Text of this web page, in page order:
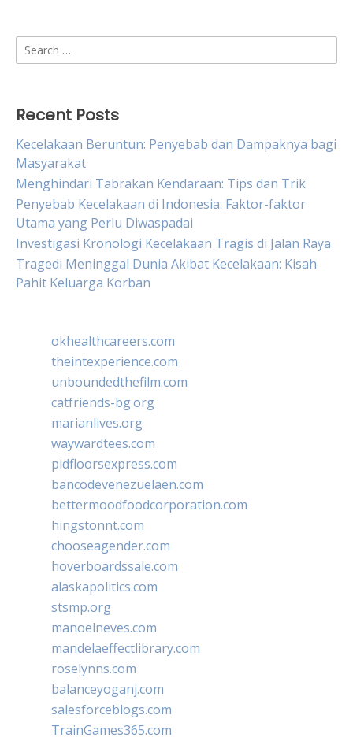
Search
for:
Recent Posts
Kecelakaan Beruntun: Penyebab dan Dampaknya bagi
Masyarakat
Menghindari Tabrakan Kendaraan: Tips dan Trik
Penyebab Kecelakaan di Indonesia: Faktor-faktor
Utama yang Perlu Diwaspadai
Investigasi Kronologi Kecelakaan Tragis di Jalan Raya
Tragedi Meninggal Dunia Akibat Kecelakaan: Kisah
Pahit Keluarga Korban
okhealthcareers.com
theintexperience.com
unboundedthefilm.com
catfriends-bg.org
marianlives.org
waywardtees.com
pidfloorsexpress.com
bancodevenezuelaen.com
bettermoodfoodcorporation.com
hingstonnt.com
chooseagender.com
hoverboardssale.com
alaskapolitics.com
stsmp.org
manoelneves.com
mandelaeffectlibrary.com
roselynns.com
balanceyoganj.com
salesforceblogs.com
TrainGames365.com